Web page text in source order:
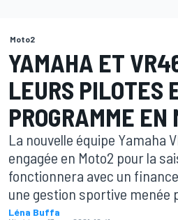
Moto2
YAMAHA ET
LEURS PILOTES
PROGRAMME EN
La nouvelle équipe Yamaha
engagée en Moto2 pour la
fonctionnera avec un
une gestion sportive menée
Léna Buffa